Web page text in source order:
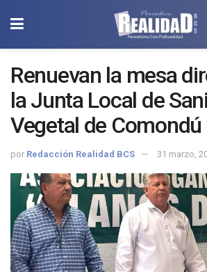
Renuevan la mesa
la Junta Local de
Vegetal de
por Redacción Realidad BCS 31 marzo,